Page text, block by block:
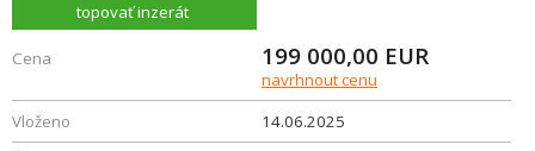
topovať inzerát
Cena 199 000,00 EUR
navrhnout cenu
Vloženo
14.06.2025